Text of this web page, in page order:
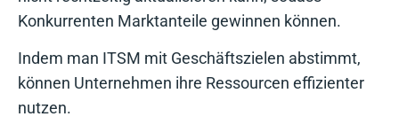
Konkurrenten Marktanteile gewinnen können.
Indem man ITSM mit Geschäftszielen abstimmt,
können Unternehmen ihre Ressourcen effizienter
nutzen.